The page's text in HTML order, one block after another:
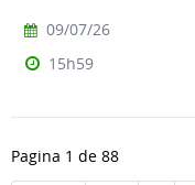
09/07/26
15h59
Pagina 1 de 88